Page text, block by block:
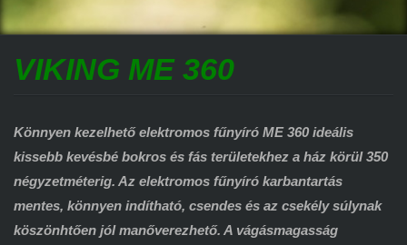
VIKING ME 360
Könnyen kezelhető elektromos fűnyíró ME 360 ideális
kissebb kevésbé bokros és fás területekhez a ház körül 350
négyzetméterig. Az elektromos fűnyíró karbantartás
mentes, könnyen indítható, csendes és az csekély súlynak
köszönhtően jól manőverezhető. A vágásmagasság